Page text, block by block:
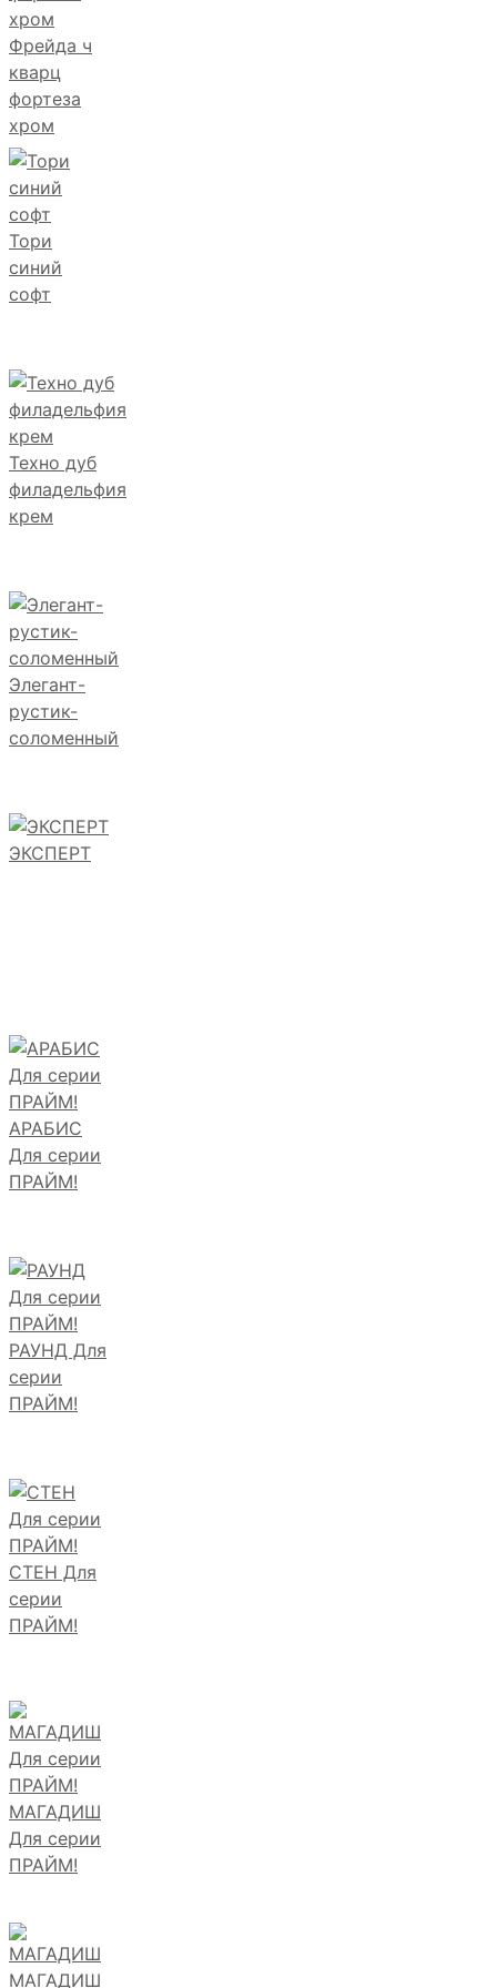
Фрейда ч
кварц
фортеза
хром
Тори
синий
софт
Техно дуб
филадельфия
крем
Элегант-
рустик-
соломенный
ЭКСПЕРТ
АРАБИС
Для серии
ПРАЙМ!
РАУНД Для
серии
ПРАЙМ!
СТЕН Для
серии
ПРАЙМ!
МАГАДИШ
Для серии
ПРАЙМ!
МАГАДИШ